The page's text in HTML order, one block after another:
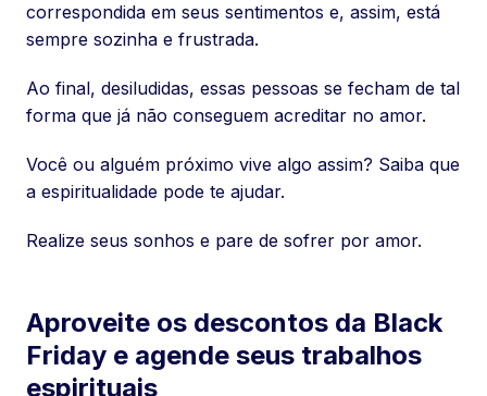
correspondida em seus sentimentos e, assim, está
sempre sozinha e frustrada.
Ao final, desiludidas, essas pessoas se fecham de tal
forma que já não conseguem acreditar no amor.
Você ou alguém próximo vive algo assim? Saiba que
a espiritualidade pode te ajudar.
Realize seus sonhos e pare de sofrer por amor.
Aproveite os descontos da Black
Friday e agende seus trabalhos
espirituais